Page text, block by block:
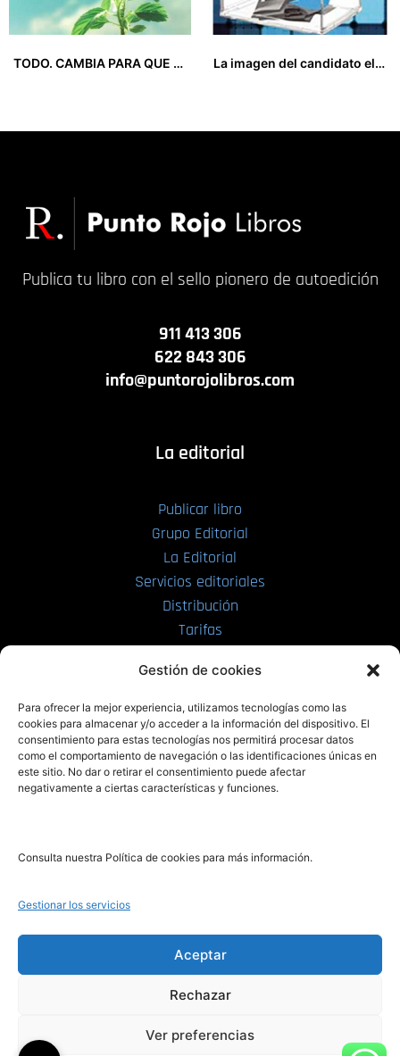
Gestión de cookies
Para ofrecer la mejor experiencia, utilizamos tecnologías como las
cookies para almacenar y/o acceder a la información del dispositivo. El
consentimiento para estas tecnologías nos permitirá procesar datos
como el comportamiento de navegación o las identificaciones únicas en
este sitio. No dar o retirar el consentimiento puede afectar
negativamente a ciertas características y funciones.
Consulta nuestra Política de cookies para más información.
Gestionar los servicios
Aceptar
Rechazar
Ver preferencias
TODO. CAMBIA PARA QUE TODO CAMBIE
La imagen del candidato electoral en el contexto de la cibercampaña
Publica tu libro con el sello pionero de autoedición
911 413 306
622 843 306
info@puntorojolibros.com
La editorial
Publicar libro
Grupo Editorial
La Editorial
Servicios editoriales
Distribución
Tarifas
PRL | Films
PRL | Play
PRL | LAB
Noticias
Legal
Aviso Legal
Política de Cookies
Política de Privacidad